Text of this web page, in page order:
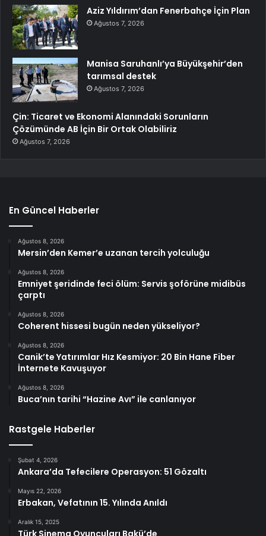
Aziz Yıldırım’dan Fenerbahçe İçin Plan
Ağustos 7, 2026
Manisa Saruhanlı’ya Büyükşehir’den
tarımsal destek
Ağustos 7, 2026
Çin: Ticaret ve Ekonomi Alanındaki Sorunların
Çözümünde AB İçin Bir Ortak Olabiliriz
Ağustos 7, 2026
En Güncel Haberler
Ağustos 8, 2026
Mersin’den Kemer’e uzanan tercih yolculuğu
Ağustos 8, 2026
Emniyet şeridinde feci ölüm: Servis şoförüne midibüs
çarptı
Ağustos 8, 2026
Coherent hissesi bugün neden yükseliyor?
Ağustos 8, 2026
Canik’te Yatırımlar Hız Kesmiyor: 20 Bin Hane Fiber
İnternete Kavuşuyor
Ağustos 8, 2026
Buca’nın tarihi “Hazine Avı” ile canlanıyor
Rastgele Haberler
Şubat 4, 2026
Ankara’da Tefecilere Operasyon: 51 Gözaltı
Mayıs 22, 2026
Erbakan, Vefatının 15. Yılında Anıldı
Aralık 15, 2025